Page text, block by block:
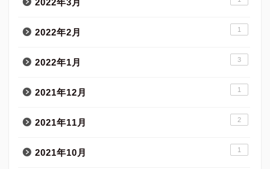
2022年3月
2022年2月 1
2022年1月 3
2021年12月 1
2021年11月 2
2021年10月 1